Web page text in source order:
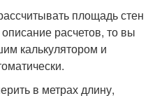
площадь стен
расчетов, то вы
калькулятором и
в метрах длину,